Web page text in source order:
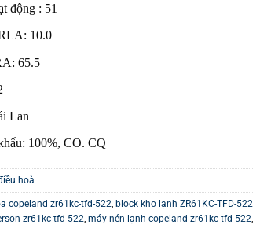
động : 51
10.0
65.5
Lan
100%, CO. CQ
hoà
copeland zr61kc-tfd-522 block kho lạnh ZR61KC-TFD-522
zr61kc-tfd-522 máy nén lạnh copeland zr61kc-tfd-522